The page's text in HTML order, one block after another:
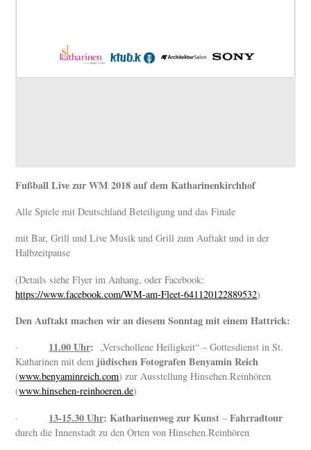
Fußball Live zur WM 2018 auf dem Katharinenkirchhof
Alle Spiele mit Deutschland Beteiligung und das Finale
mit Bar, Grill und Live Musik und Grill zum Auftakt und in der
Halbzeitpause
(Details siehe Flyer im Anhang, oder Facebook:
https://www.facebook.com/WM-am-Fleet-641120122889532)
Den Auftakt machen wir an diesem Sonntag mit einem Hattrick:
· 11.00 Uhr: „Verschollene Heiligkeit“ – Gottesdienst in St.
Katharinen mit dem jüdischen Fotografen Benyamin Reich
(www.benyaminreich.com) zur Ausstellung Hinsehen.Reinhören
(www.hinsehen-reinhoeren.de)
· 13-15.30 Uhr: Katharinenweg zur Kunst–Fahrradtour
durch die Innenstadt zu den Orten von Hinsehen.Reinhören